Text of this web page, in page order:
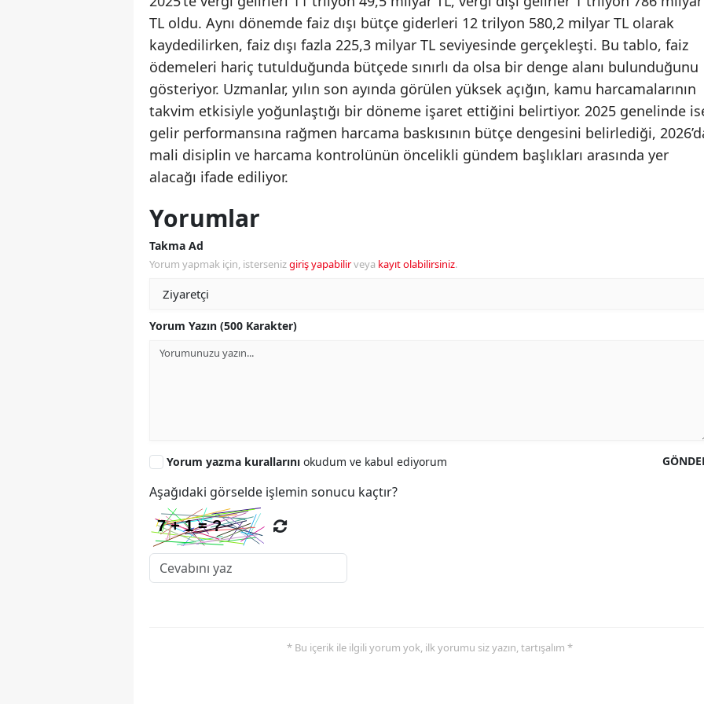
TL oldu. Aynı dönemde faiz dışı bütçe giderleri 12 trilyon 580,2 milyar TL olarak
kaydedilirken, faiz dışı fazla 225,3 milyar TL seviyesinde gerçekleşti. Bu tablo, faiz
ödemeleri hariç tutulduğunda bütçede sınırlı da olsa bir denge alanı bulunduğunu
gösteriyor. Uzmanlar, yılın son ayında görülen yüksek açığın, kamu harcamalarının
takvim etkisiyle yoğunlaştığı bir döneme işaret ettiğini belirtiyor. 2025 genelinde
gelir performansına rağmen harcama baskısının bütçe dengesini belirlediği,
mali disiplin ve harcama kontrolünün öncelikli gündem başlıkları arasında yer
alacağı ifade ediliyor.
Yorumlar
Takma Ad
Yorum yapmak için, istersenizgiriş yapabilirveya kayıt olabilirsiniz.
Yorum Yazın (500 Karakter)
Yorum yazma kurallarını okudum ve kabul ediyorum
Aşağıdaki görselde işlemin sonucu kaçtır?
* Bu içerik ile ilgili yorum yok, ilk yorumu siz yazın, tartışalım *